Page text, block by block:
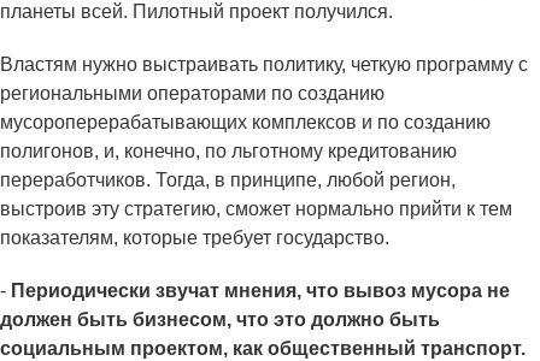
планеты всей. Пилотный проект получился.
Властям нужно выстраивать политику, четкую программу с
региональными операторами по созданию
мусороперерабатывающих комплексов и по созданию
полигонов, и, конечно, по льготному кредитованию
переработчиков. Тогда, в принципе, любой регион,
выстроив эту стратегию, сможет нормально прийти к тем
показателям, которые требует государство.
- Периодически звучат мнения, что вывоз мусора не
должен быть бизнесом, что это должно быть
социальным проектом, как общественный транспорт.